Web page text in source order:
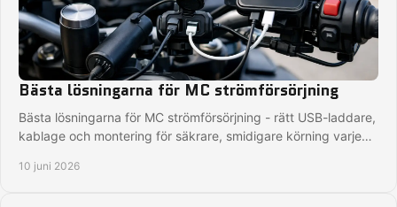
Bästa lösningarna för MC strömförsörjning
Bästa lösningarna för MC strömförsörjning - rätt USB-laddare,
kablage och montering för säkrare, smidigare körning varje
10 juni 2026